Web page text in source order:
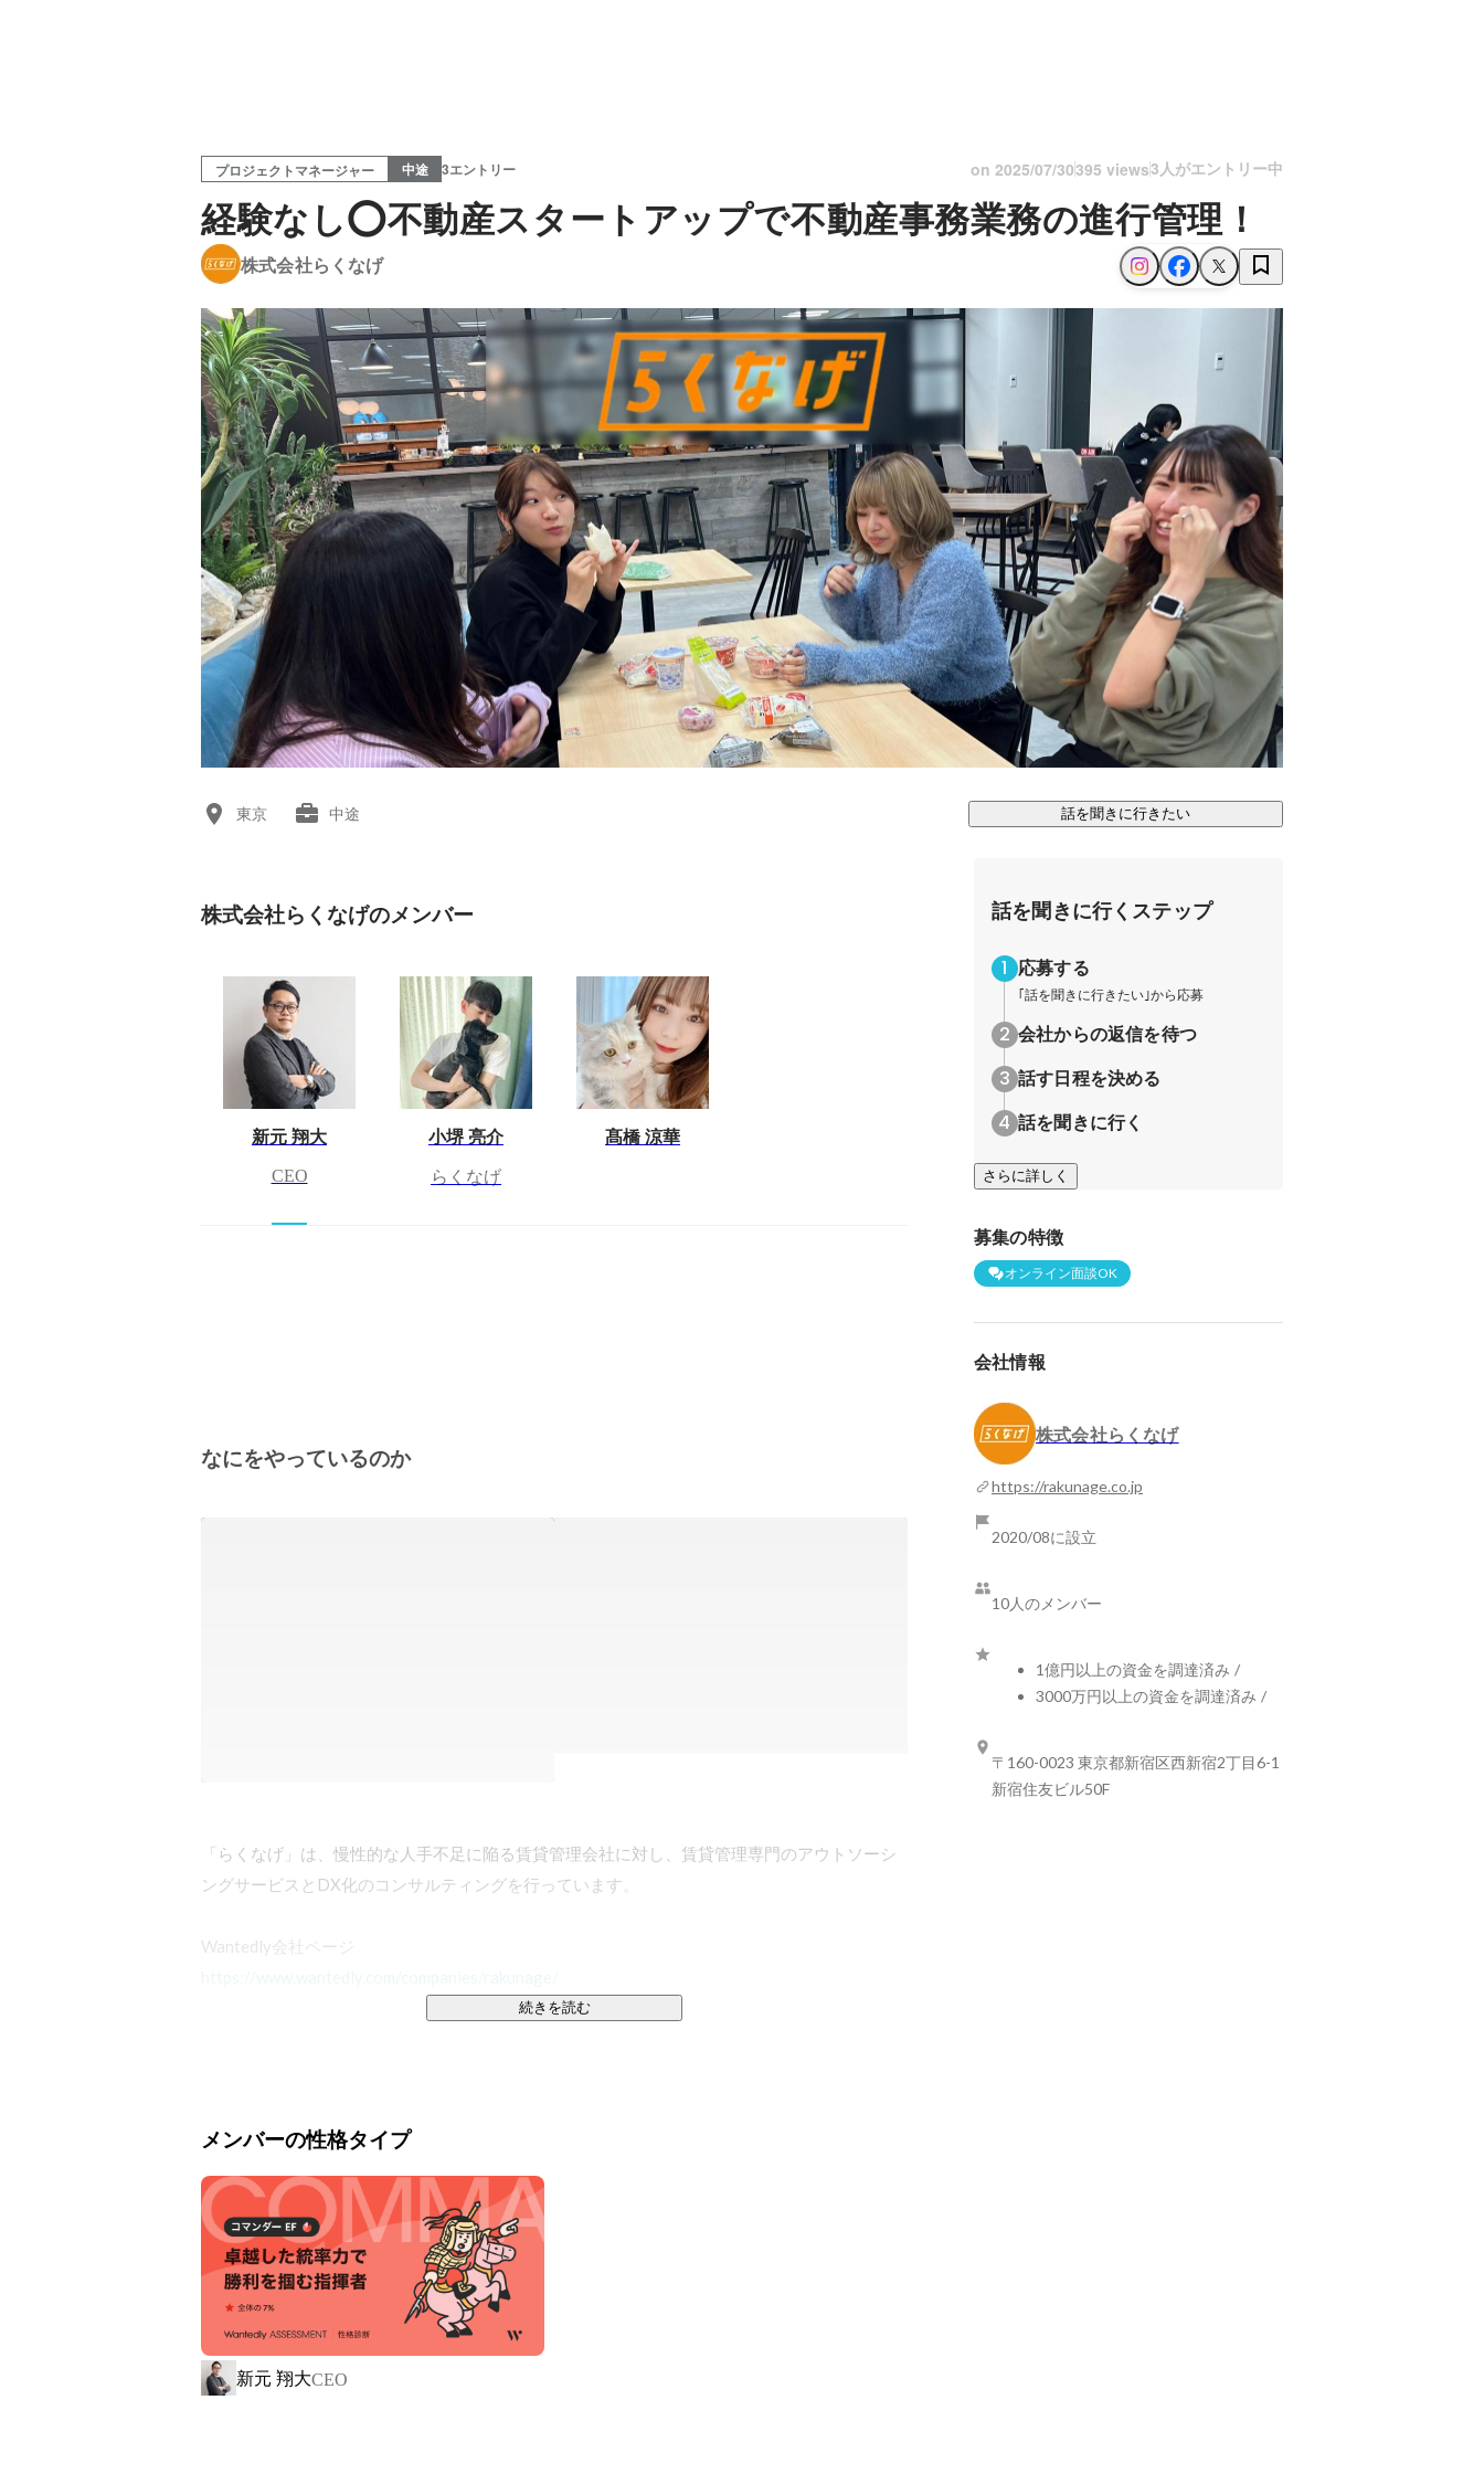
プロジェクトマネージャー 中途 3エントリー on 2025/07/30395 views3人がエントリー中
経験なし⭕️不動産スタートアップで不動産事務業務の進行管理！
株式会社らくなげ
東京 中途 話を聞きに行きたい
株式会社らくなげのメンバー
新元 翔大
CEO
小堺 亮介
らくなげ
髙橋 涼華
なにをやっているのか
「らくなげ」は、慢性的な人手不足に陥る賃貸管理会社に対し、賃貸管理専門のアウトソーシ
ングサービスとDX化のコンサルティングを行っています。
また、慢性的な人手不足からも解放されることで、採用・教育コストの削減、DX化の推進、退
この賃貸管理特化型BPOサービスは、2023年開催の「Climbers Startup JAPAN EXPO 2023」
ピッチコンテストにて優勝を果たし、急速な勢いで業界内の注目を集めています。
【コンペ受賞歴】
・sansan主催ピッチコンテスト「Climbers Startup JAPAN EXPO 2023」優勝
続きを読む
メンバーの性格タイプ
新元 翔大CEO
話を聞きに行くステップ
応募する
｢話を聞きに行きたい｣から応募
会社からの返信を待つ
話す日程を決める
話を聞きに行く
さらに詳しく
募集の特徴
オンライン面談OK
会社情報
株式会社らくなげ
https://rakunage.co.jp
2020/08に設立
10人のメンバー
1億円以上の資金を調達済み /
3000万円以上の資金を調達済み /
〒160-0023 東京都新宿区西新宿2丁目6-1
新宿住友ビル50F